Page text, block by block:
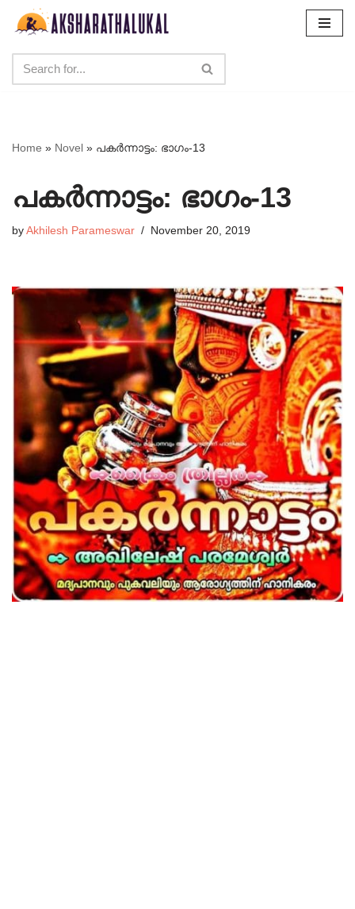
content
Home » Novel » പകർന്നാട്ടം: ഭാഗം-13
പകർന്നാട്ടം: ഭാഗം-13
by Akhilesh Parameswar November 20, 2019